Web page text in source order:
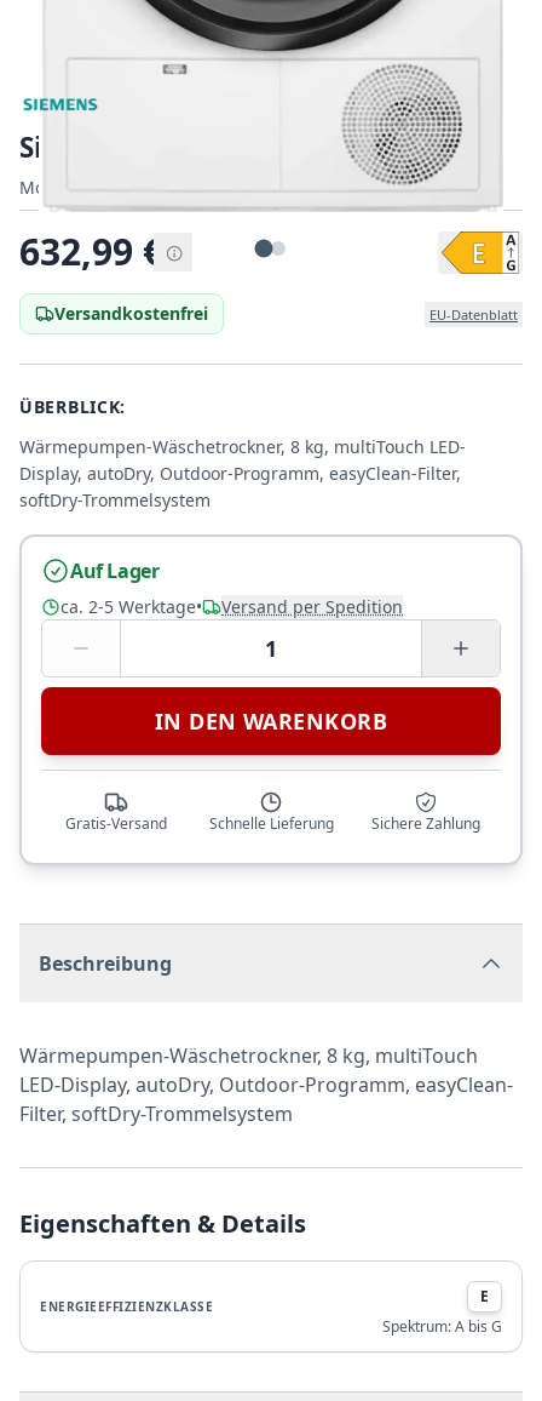
Siemens WT45HVG3
Modell:
Modell: WT45HVG3|
EAN:
EAN: 4242003918647
632,99 €
Versandkostenfrei EU-Datenblatt
ÜBERBLICK:
Wärmepumpen-Wäschetrockner, 8 kg, multiTouch LED-
Display, autoDry, Outdoor-Programm, easyClean-Filter,
softDry-Trommelsystem
Auf Lager
ca. 2-5 Werktage• Versand per Spedition
1
IN DEN WARENKORB
Gratis-Versand Schnelle Lieferung Sichere Zahlung
Beschreibung
Wärmepumpen-Wäschetrockner, 8 kg, multiTouch
LED-Display, autoDry, Outdoor-Programm, easyClean-
Filter, softDry-Trommelsystem
Eigenschaften & Details
ENERGIEEFFIZIENZKLASSE
E
Spektrum:A bis G